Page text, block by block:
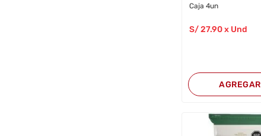
Caja 4un
S/27.90x Und
AGREGAR